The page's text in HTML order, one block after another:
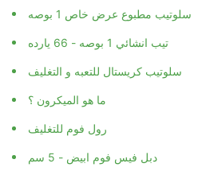
سلوتيب مطبوع عرض خاص 1 بوصه
تيب انشائي 1 بوصه - 66 يارده
سلوتيب كريستال للتعبه و التغليف
ما هو الميكرون ؟
رول فوم للتغليف
دبل فيس فوم ابيض - 5 سم